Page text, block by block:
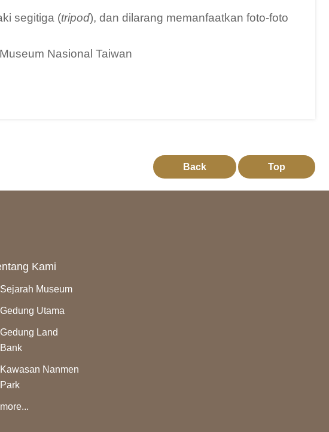
segitiga (tripod), dan dilarang memanfaatkan foto-foto
Nasional Taiwan
Back Top
Kami
Sejarah Museum
Gedung Utama
Gedung Land
Bank
Kawasan Nanmen
Park
more...